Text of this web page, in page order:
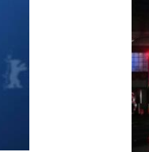
Mord In Wien-
Messer-Killer (27)